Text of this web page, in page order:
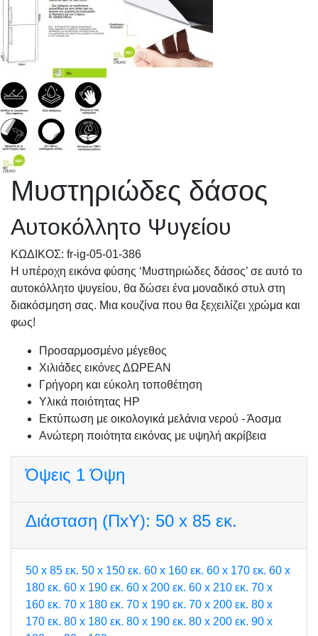
Μυστηριώδες δάσος
Αυτοκόλλητο Ψυγείου
KΩΔΙΚΟΣ: fr-ig-05-01-386
Η υπέροχη εικόνα φύσης ‘Μυστηριώδες δάσος’ σε αυτό το
αυτοκόλλητο ψυγείου, θα δώσει ένα μοναδικό στυλ στη
διακόσμηση σας. Μια κουζίνα που θα ξεχειλίζει χρώμα και
φως!
Προσαρμοσμένo μέγεθος
Χιλιάδες εικόνες ΔΩΡΕΑΝ
Γρήγορη και εύκολη τοποθέτηση
Υλικά ποιότητας HP
Εκτύπωση με οικολογικά μελάνια νερού - Άοσμα
Ανώτερη ποιότητα εικόνας με υψηλή ακρίβεια
Όψεις 1 Όψη
Διάσταση (ΠxΥ): 50 x 85 εκ.
50 x 85 εκ. 50 x 150 εκ. 60 x 160 εκ. 60 x 170 εκ. 60 x
180 εκ. 60 x 190 εκ. 60 x 200 εκ. 60 x 210 εκ. 70 x
160 εκ. 70 x 180 εκ. 70 x 190 εκ. 70 x 200 εκ. 80 x
170 εκ. 80 x 180 εκ. 80 x 190 εκ. 80 x 200 εκ. 90 x